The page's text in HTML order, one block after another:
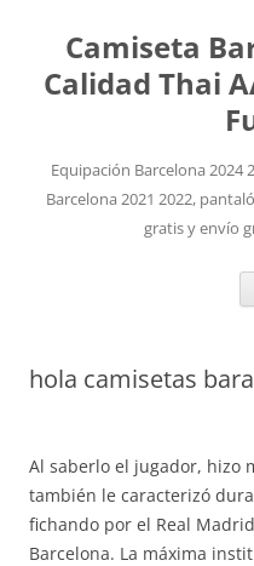
Camiseta
Calidad Thai
Equipación Barcelona 2024
Barcelona 2021 2022,
gratis y envío
hola camisetas
Al saberlo el jugador, hizo
también le caracterizó
fichando por el Real
Barcelona. La máxima